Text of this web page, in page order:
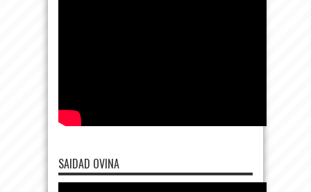
SAIDAD OVINA